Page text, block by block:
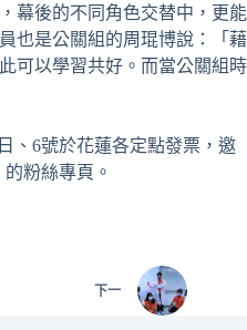
幕後的不同角色交替中，更能
也是公關組的周琨博說：「藉
可以學習共好。而當公關組時
、6號於花蓮各定點發票，邀
粉絲專頁。
下一